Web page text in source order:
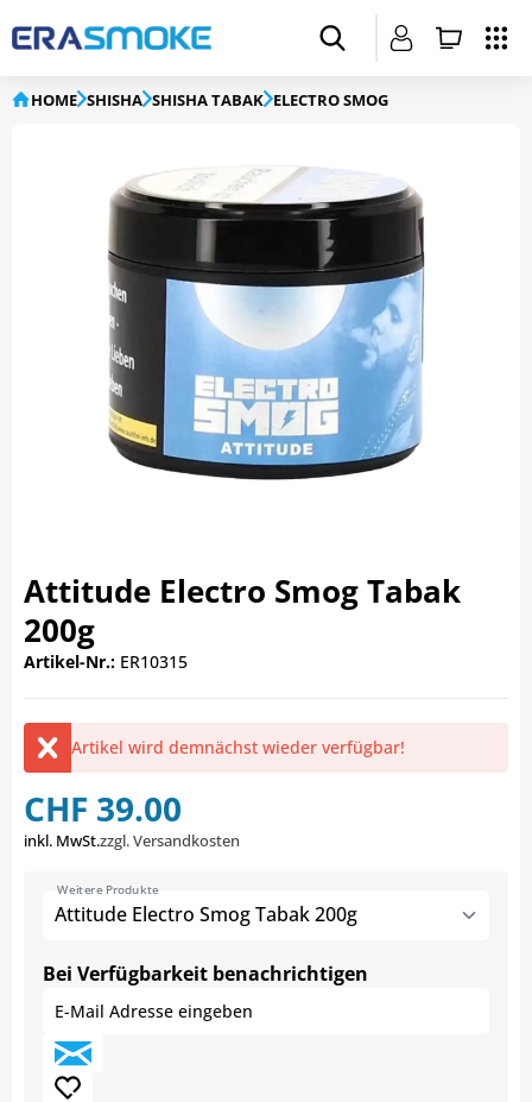
HOME SHISHA SHISHA TABAK ELECTRO SMOG
Attitude Electro Smog Tabak
200g
Artikel-Nr.: ER10315
Artikel wird demnächst wieder verfügbar!
CHF 39.00
inkl. MwSt.zzgl. Versandkosten
Attitude Electro Smog Tabak 200g
Weitere Produkte
Bei Verfügbarkeit benachrichtigen